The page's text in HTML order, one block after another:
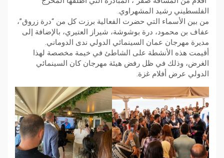
الفلسطيني رشيد المشهراوي.
من بين الأسماء التي حضرت الفعالية برزت كل من “درة زروق”،
عفاف بن محمود، درة بوشوشة، شيراز العتيري، بالإضافة إلى
مديرة مهرجان عمان السينمائي الدولي ندى الدوماني.
أقيمت هذه الأنشطة على الشاطئ في خيمة مخصصة لهذا
الغرض، وذلك في ظل رفض هيئة مهرجان كان السينمائي
الدولي عرض أفلام غزة.